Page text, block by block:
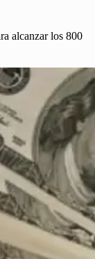
alcanzar los 800